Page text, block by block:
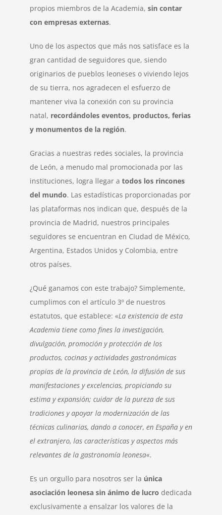
propios miembros de la Academia, sin contar
con empresas externas.
Uno de los aspectos que más nos satisface es la
gran cantidad de seguidores que, siendo
originarios de pueblos leoneses o viviendo lejos
de su tierra, nos agradecen el esfuerzo de
mantener viva la conexión con su provincia
natal, recordándoles eventos, productos, ferias
y monumentos de la región.
Gracias a nuestras redes sociales, la provincia
de León, a menudo mal promocionada por las
instituciones, logra llegar a todos los rincones
del mundo. Las estadísticas proporcionadas por
las plataformas nos indican que, después de la
provincia de Madrid, nuestros principales
seguidores se encuentran en Ciudad de México,
Argentina, Estados Unidos y Colombia, entre
otros países.
¿Qué ganamos con este trabajo? Simplemente,
cumplimos con el artículo 3º de nuestros
estatutos, que establece: «La existencia de esta
Academia tiene como fines la investigación,
divulgación, promoción y protección de los
productos, cocinas y actividades gastronómicas
propias de la provincia de León, la difusión de sus
manifestaciones y excelencias, propiciando su
estima y expansión; cuidar de la pureza de sus
tradiciones y apoyar la modernización de las
técnicas culinarias, dando a conocer, en España y en
el extranjero, las características y aspectos más
relevantes de la gastronomía leonesa«.
Es un orgullo para nosotros ser la única
asociación leonesa sin ánimo de lucro dedicada
exclusivamente a ensalzar los valores de la